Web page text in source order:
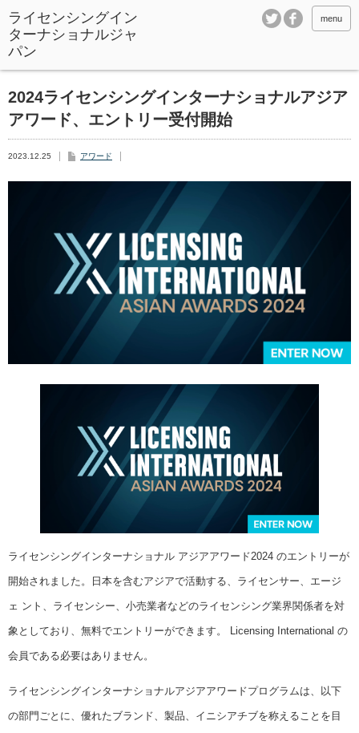
ライセンシングイン
ターナショナルジャ
パン
menu
2024ライセンシングインターナショナルアジア
アワード、エントリー受付開始
2023.12.25 アワード
ライセンシングインターナショナル アジアアワード2024 のエントリーが
開始されました。日本を含むアジアで活動する、ライセンサー、エージ
ェ ント、ライセンシー、小売業者などのライセンシング業界関係者を対
象としており、無料でエントリーができます。 Licensing International の
会員である必要はありません。
ライセンシングインターナショナルアジアアワードプログラムは、以下
の部門ごとに、優れたブランド、製品、イニシアチブを称えることを目